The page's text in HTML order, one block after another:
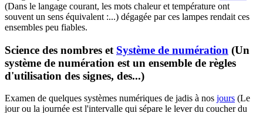
(Dans le langage courant, les mots chaleur et température ont
souvent un sens équivalent :...) dégagée par ces lampes rendait ces
ensembles peu fiables.
Science des nombres et Système de numération (Un
système de numération est un ensemble de règles
d'utilisation des signes, des...)
Examen de quelques systèmes numériques de jadis à nos jours (Le
jour ou la journée est l'intervalle qui sépare le lever du coucher du